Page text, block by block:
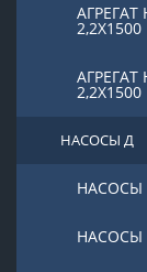
2,2Х1500
2,2Х1500
НАСОСЫ Д
НАСОСЫ
НАСОСЫ